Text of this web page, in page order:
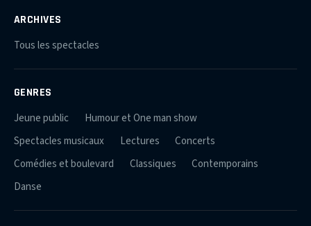
ARCHIVES
Tous les spectacles
GENRES
Jeune public
Humour et One man show
Spectacles musicaux
Lectures
Concerts
Comédies et boulevard
Classiques
Contemporains
Danse